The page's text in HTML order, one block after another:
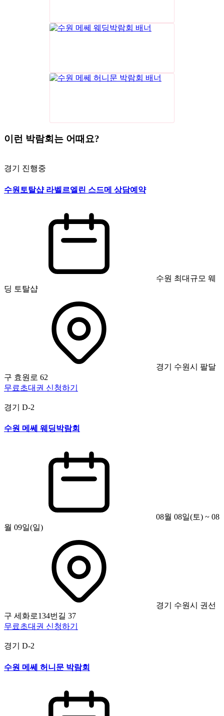
이런 박람회는 어때요?
경기 진행중
수원토탈샵 라벨르엘린 스드메 상담예약
수원 최대규모 웨
딩 토탈샵
경기 수원시 팔달
구 효원로 62
무료초대권 신청하기
경기 D-2
수원 메쎄 웨딩박람회
08월 08일(토) ~ 08
월 09일(일)
경기 수원시 권선
구 세화로134번길 37
무료초대권 신청하기
경기 D-2
수원 메쎄 허니문 박람회